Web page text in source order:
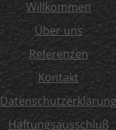
Willkommen
Über uns
Referenzen
Kontakt
Datenschutz­erklärung
Haftungsausschluß